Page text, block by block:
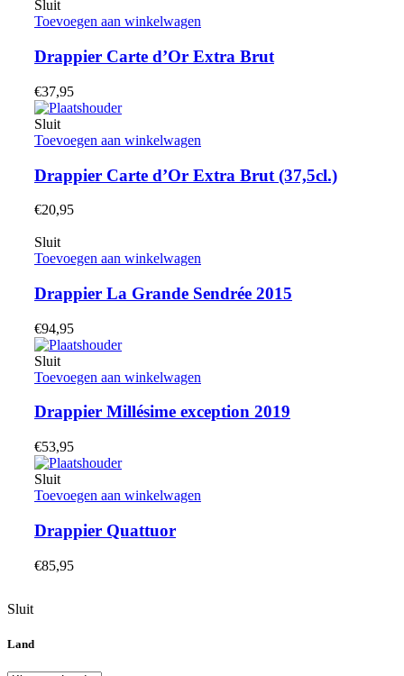
Sluit
Toevoegen aan winkelwagen
Drappier Carte d’Or Extra Brut
€37,95
Sluit
Toevoegen aan winkelwagen
Drappier Carte d’Or Extra Brut (37,5cl.)
€20,95
Sluit
Toevoegen aan winkelwagen
Drappier La Grande Sendrée 2015
€94,95
Sluit
Toevoegen aan winkelwagen
Drappier Millésime exception 2019
€53,95
Sluit
Toevoegen aan winkelwagen
Drappier Quattuor
€85,95
Sluit
Land